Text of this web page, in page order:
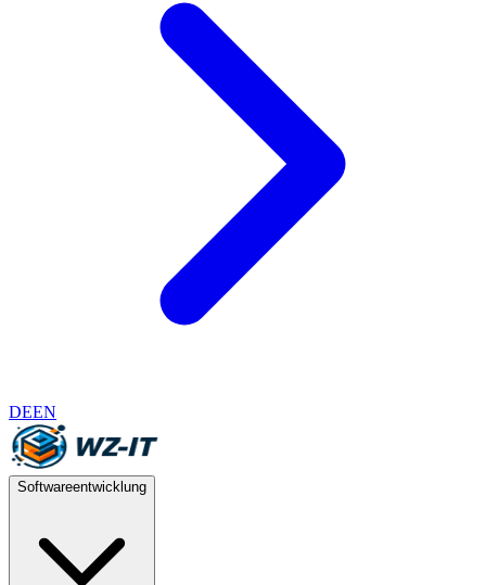
DEEN
Softwareentwicklung